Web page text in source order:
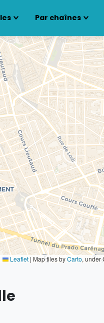
Par chaînes
Leaflet | Map tiles byCarto, under